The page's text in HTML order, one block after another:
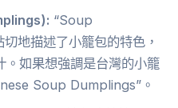
“Soup
地描述了小籠包的特色，
。如果想強調是台灣的小籠
Soup Dumplings”。